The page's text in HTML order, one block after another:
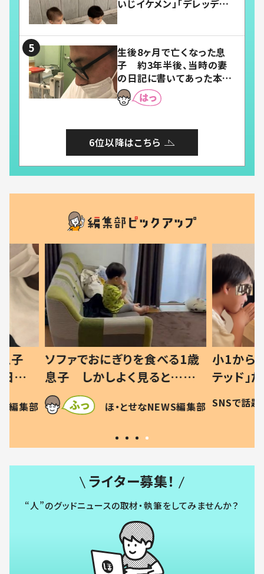
いじイケメン」「デレッデレ」
生後8ヶ月で亡くなった息
子 約3年半後、当時の妻
の日記に書いてあった本音
とは
6位以降はこちら
1歳
…母
現行
編集部
小1から不登校、息子は「ギフ
テッド」だった 父が“ウチ給
食”を作り続ける理由とは #令
和の親 #令和の子
SNSで話題 ほ・とせなNEWS編集部
ひ孫に
が、抱
に「涙
方ない」
ライター募集！
“人”のグッドニュースの取材・執筆をしてみませんか？